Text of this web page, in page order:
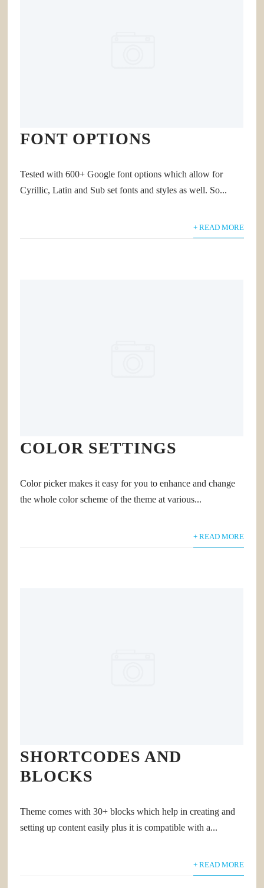
FONT OPTIONS
Tested with 600+ Google font options which allow for
Cyrillic, Latin and Sub set fonts and styles as well. So...
+ READ MORE
COLOR SETTINGS
Color picker makes it easy for you to enhance and change
the whole color scheme of the theme at various...
+ READ MORE
SHORTCODES AND
BLOCKS
Theme comes with 30+ blocks which help in creating and
setting up content easily plus it is compatible with a...
+ READ MORE